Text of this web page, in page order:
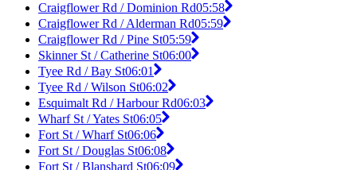
Craigflower Rd / Dominion Rd05:58
Craigflower Rd / Alderman Rd05:59
Craigflower Rd / Pine St05:59
Skinner St / Catherine St06:00
Tyee Rd / Bay St06:01
Tyee Rd / Wilson St06:02
Esquimalt Rd / Harbour Rd06:03
Wharf St / Yates St06:05
Fort St / Wharf St06:06
Fort St / Douglas St06:08
Fort St / Blanshard St06:09